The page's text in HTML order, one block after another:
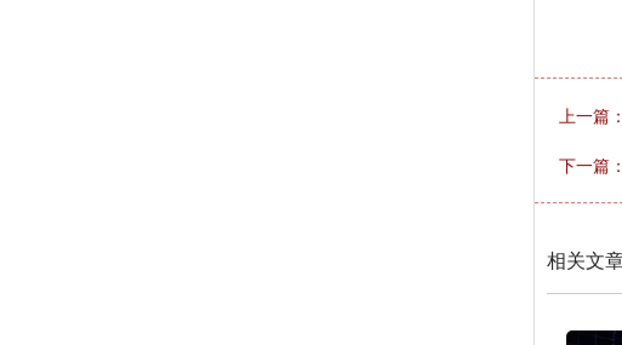
上一篇
下一篇：
相关文